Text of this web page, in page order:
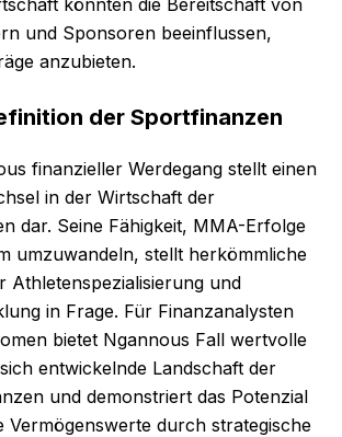
und Sponsoren beeinflussen,
anzubieten.
der Sportfinanzen
finanzieller Werdegang stellt einen
in der Wirtschaft der
dar. Seine Fähigkeit, MMA-Erfolge
umzuwandeln, stellt herkömmliche
Athletenspezialisierung und
in Frage. Für Finanzanalysten
bietet Ngannous Fall wertvolle
entwickelnde Landschaft der
und demonstriert das Potenzial
Vermögenswerte durch strategische